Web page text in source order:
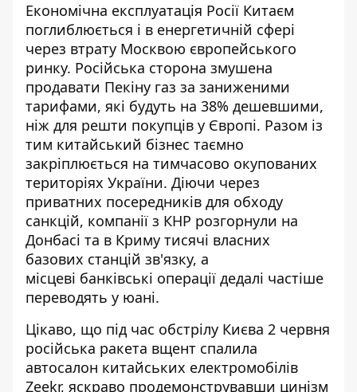
Економічна експлуатація Росії Китаєм
поглиблюється і в енергетичній сфері
через втрату Москвою європейського
ринку. Російська сторона змушена
продавати Пекіну газ за заниженими
тарифами, які будуть на 38% дешевшими,
ніж для решти покупців у Європі. Разом із
тим китайський бізнес таємно
закріплюється на тимчасово окупованих
територіях України. Діючи через
приватних посередників для обходу
санкцій, компанії з КНР розгорнули на
Донбасі та в Криму тисячі власних
базових станцій зв'язку, а
місцеві банківські операції дедалі частіше
переводять у юані.
Цікаво, що під час обстрілу Києва 2 червня
російська ракета вщент спалила
автосалон китайських електромобілів
Zeekr, яскраво продемонструвавши цинізм